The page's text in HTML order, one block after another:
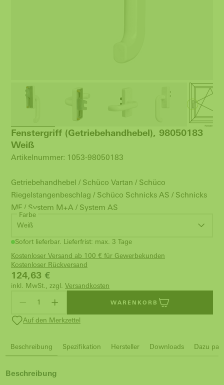
Fenstergriff (Getriebehandhebel), 98050183
Weiß
Artikelnummer: 1053-98050183
Getriebehandhebel / Schüco Vartan / Schüco
Riegelstangenbeschlag / Schüco Schnicks AS / Schnicks
MF / System M+A / System AS
Farbe
Weiß
Sofort lieferbar. Lieferfrist: max. 3 Tage
Kostenloser Versand ab 100 € für Gewerbekunden
Kostenloser Rückversand
124,63 €
inkl. MwSt., zzgl. Versandkosten
WARENKORB
Auf den Merkzettel
Beschreibung Spezifikation Hersteller Downloads Dazu
Beschreibung